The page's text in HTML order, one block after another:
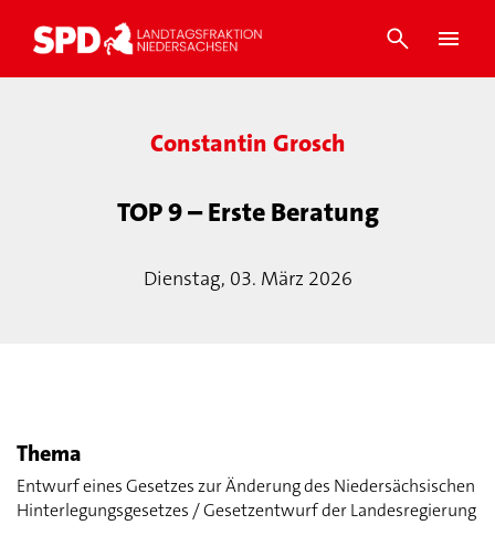
Constantin Grosch
TOP 9 – Erste Beratung
Dienstag, 03. März 2026
Thema
Entwurf eines Gesetzes zur Änderung des Niedersächsischen
Hinterlegungsgesetzes / Gesetzentwurf der Landesregierung